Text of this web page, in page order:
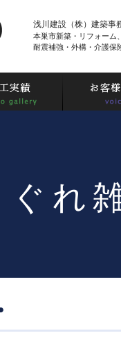
浅川建設（株）建築事
本巣市新築・リフォーム
耐震補強・外構・介護保
ぐれ